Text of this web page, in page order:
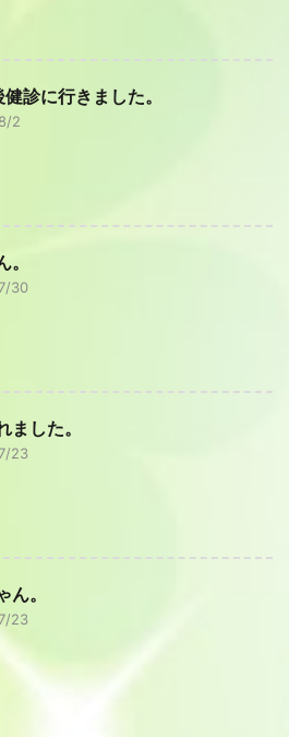
診に行きました。
2
30
ました。
23
ん。
23